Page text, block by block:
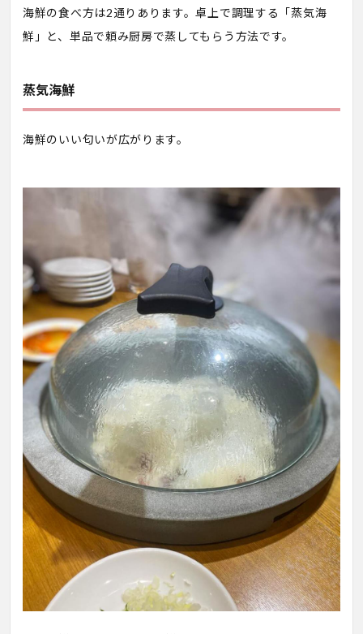
海鮮の食べ方は2通りあります。卓上で調理する「蒸気海
鮮」と、単品で頼み厨房で蒸してもらう方法です。
蒸気海鮮
海鮮のいい匂いが広がります。